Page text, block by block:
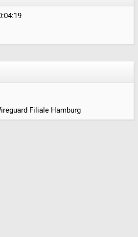
Filiale Hamburg